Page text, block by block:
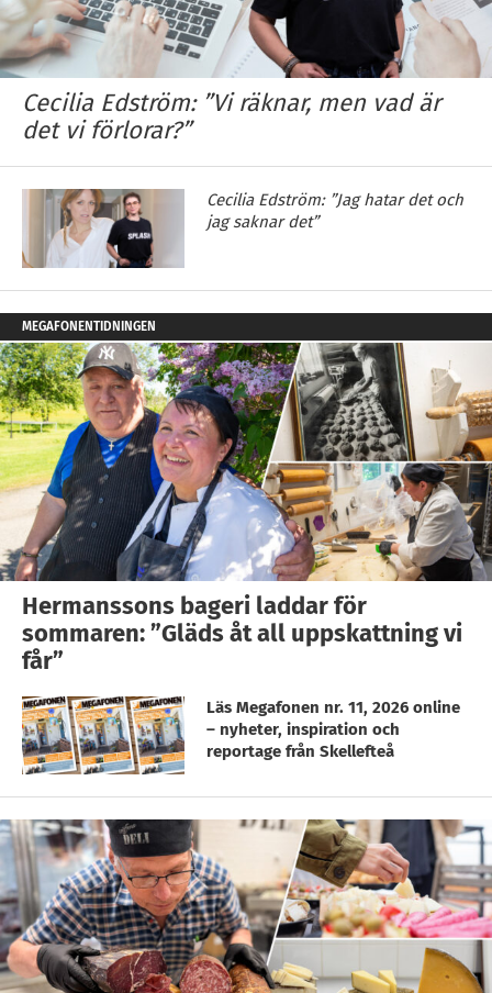
Cecilia Edström: ”Vi räknar, men vad är
det vi förlorar?”
Cecilia Edström: ”Jag hatar det och
jag saknar det”
MEGAFONENTIDNINGEN
Hermanssons bageri laddar för
sommaren: ”Gläds åt all uppskattning vi
får”
Läs Megafonen nr. 11, 2026 online
– nyheter, inspiration och
reportage från Skellefteå